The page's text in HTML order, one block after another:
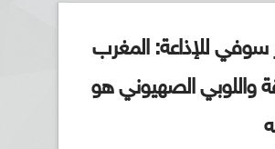
سوفي للإذاعة: المغرب
واللوبي الصهيوني هو